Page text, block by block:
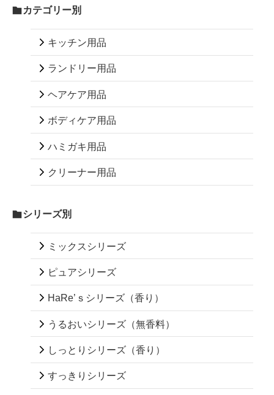
カテゴリー別
キッチン用品
ランドリー用品
ヘアケア用品
ボディケア用品
ハミガキ用品
クリーナー用品
シリーズ別
ミックスシリーズ
ピュアシリーズ
HaRe’ｓシリーズ（香り）
うるおいシリーズ（無香料）
しっとりシリーズ（香り）
すっきりシリーズ